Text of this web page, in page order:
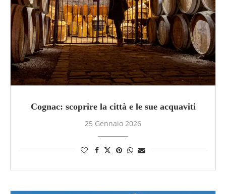
Cognac: scoprire la città e le sue acquaviti
25 Gennaio 2026